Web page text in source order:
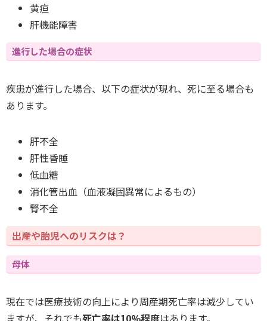
黄疸
肝機能障害
進行した場合の症状
疾患が進行した場合、以下の症状が現れ、死に至る場合も
あります。
肝不全
肝性昏睡
低血糖
消化管出血（血液凝固異常によるもの）
腎不全
出産や胎児へのリスクは？
母体
現在では医療技術の向上により周産期死亡率は減少してい
ますが、それでも死亡率は10%程度はあります。